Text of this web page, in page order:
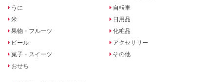
うに
米
果物・フルーツ
ビール
菓子・スイーツ
おせち
自転車
日用品
化粧品
アクセサリー
その他